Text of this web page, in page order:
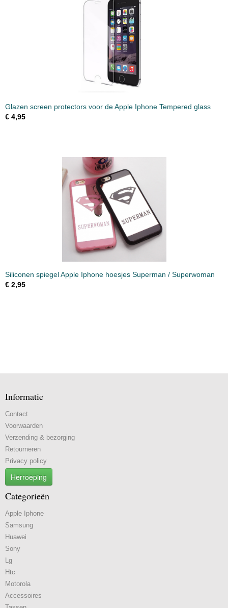
Glazen screen protectors voor de Apple Iphone Tempered glass
€ 4,95
Siliconen spiegel Apple Iphone hoesjes Superman / Superwoman
€ 2,95
Informatie
Contact
Voorwaarden
Verzending & bezorging
Retourneren
Privacy policy
Herroeping
Categorieën
Apple Iphone
Samsung
Huawei
Sony
Lg
Htc
Motorola
Accessoires